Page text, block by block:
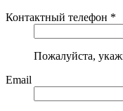
Контактный телефон *
Пожалуйста,
Email